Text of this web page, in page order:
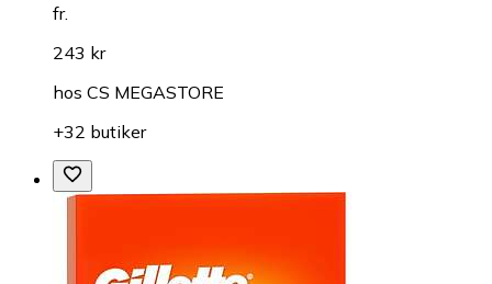
fr.
243 kr
hos CS MEGASTORE
+32 butiker